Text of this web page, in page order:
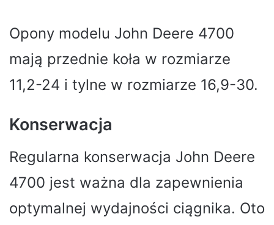
Opony modelu John Deere 4700
mają przednie koła w rozmiarze
11,2-24 i tylne w rozmiarze 16,9-30.
Konserwacja
Regularna konserwacja John Deere
4700 jest ważna dla zapewnienia
optymalnej wydajności ciągnika. Oto